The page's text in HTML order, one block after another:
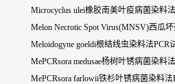
Microcyclus ulei橡胶南美叶疫病菌染料
Melon Necrotic Spot Virus(MNSV)西瓜
Meloidogyne goeldi根结线虫染料法PCR
MePCRsora medusae杨树叶锈病菌染料
MePCRsora farlowii铁杉叶锈病菌染料